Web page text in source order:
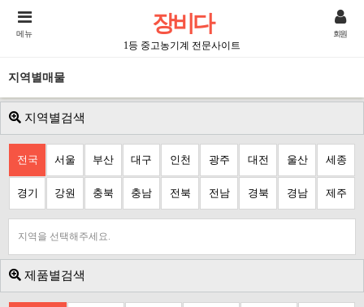
장비다
1등 중고농기계 전문사이트
메뉴 회원
지역별매물
지역별검색
전국 서울 부산 대구 인천 광주 대전 울산 세종
경기 강원 충북 충남 전북 전남 경북 경남 제주
지역을 선택해주세요.
제품별검색